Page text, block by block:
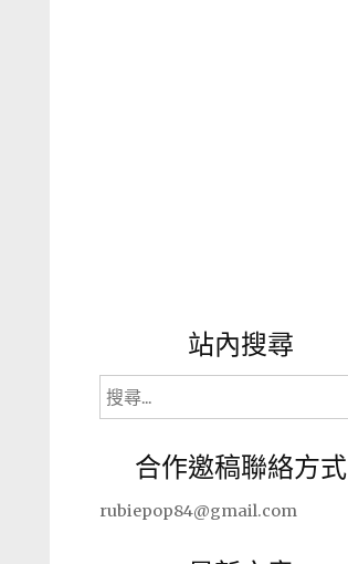
站內搜尋
搜
尋
合作邀稿聯絡方式
rubiepop84@gmail.com